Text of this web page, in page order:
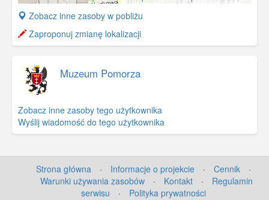
+
−
Zobacz inne zasoby w pobliżu
Zaproponuj zmianę lokalizacji
Muzeum Pomorza
Zobacz inne zasoby tego użytkownika
Wyślij wiadomość do tego użytkownika
Strona główna · Informacje o projekcie · Cennik
·
Warunki używania zasobów
· Kontakt ·
Regulamin
serwisu
· Polityka prywatności